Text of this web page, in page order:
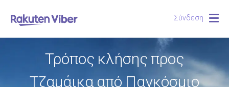
Σύνδεση
Τρόπος κλήσης προς
Τζαμάικα από Παγκόσμιο